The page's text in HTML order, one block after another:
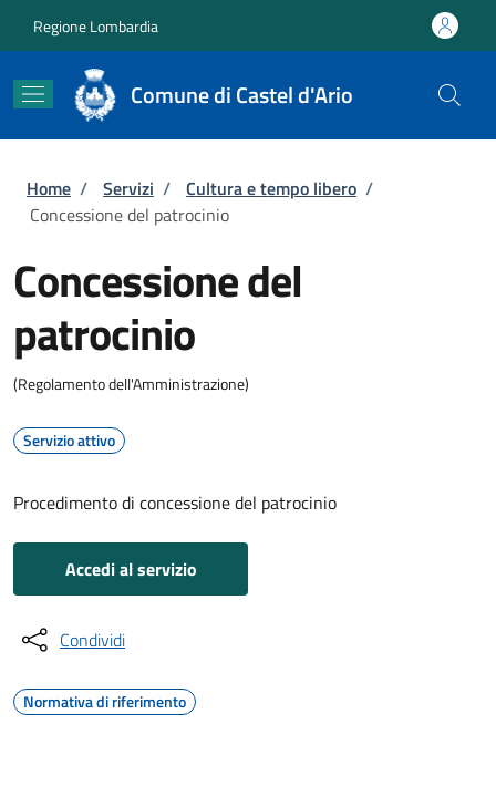
Regione Lombardia
Comune di Castel d'Ario
Briciole di pane
Home / Servizi / Cultura e tempo libero /
Concessione del patrocinio
Concessione del
patrocinio
(Regolamento dell'Amministrazione)
Servizio attivo
Procedimento di concessione del patrocinio
Accedi al servizio
Condividi
Normativa di riferimento